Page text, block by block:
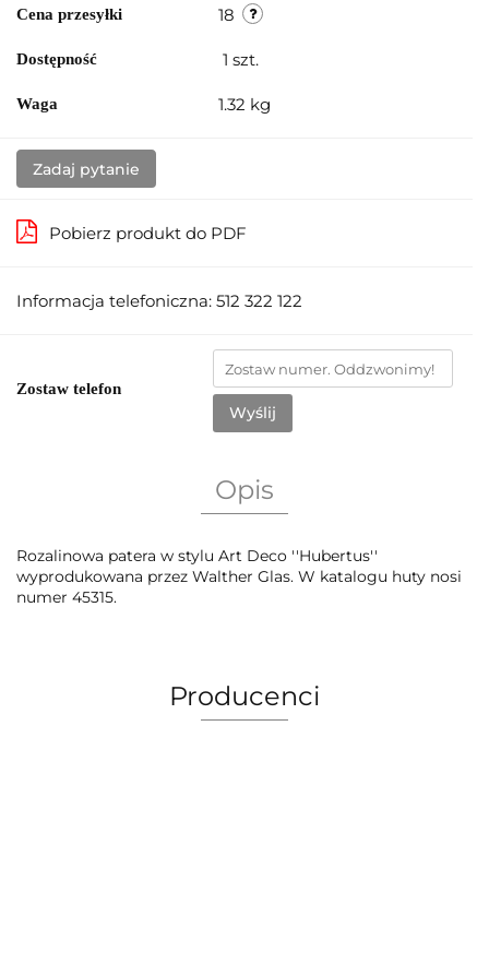
Cena przesyłki 18
Dostępność 1 szt.
Waga 1.32 kg
Zadaj pytanie
Pobierz produkt do PDF
Informacja telefoniczna: 512 322 122
Zostaw telefon
Wyślij
Opis
Rozalinowa patera w stylu Art Deco ''Hubertus''
wyprodukowana przez Walther Glas. W katalogu huty nosi
numer 45315.
Producenci